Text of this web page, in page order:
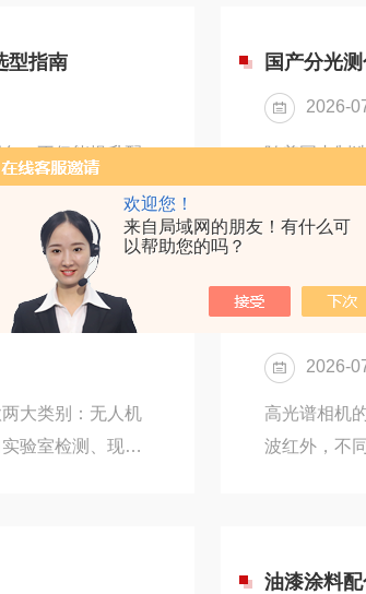
欢迎您！
来自局域网的朋友！有什么可
以帮助您的吗？
同步采集后形成
外等基础通道，
和分光式两
色片模拟人
景。分光测
型指南
，不仅能提升配
纺织等色彩敏感
工艺要求差异很
颜色变化，纺织
只看通用功能，
，针对油墨、塑
行业的软件。
国产分光
2026-
随着国内制
色仪的市场
价格高昂、
多企业的高
产品特点与
光测色仪行
件、光学设
对比
大类别：无人机
验室检测、现场
多光谱相机：品
高光谱相
2026-
高光谱相机
波红外，不
可见光、可
油漆涂料